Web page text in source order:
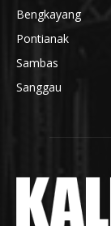
Bengkayang
Pontianak
Sambas
Sanggau